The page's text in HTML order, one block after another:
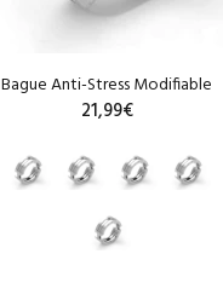
Bague Anti-Stress Modifiable
21,99€